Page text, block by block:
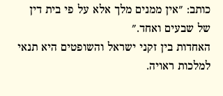
כותב: "אין ממנים מלך אלא על פי בית דין
של שבעים ואחד."
האחדות בין זקני ישראל והשופטים היא תנאי
למלכות ראויה.